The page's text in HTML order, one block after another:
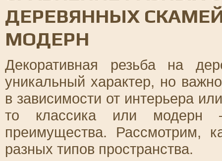
ДЕРЕВЯННЫХ
МОДЕРН
Декоративная резьба на
уникальный характер, но
в зависимости от интерьера
то классика или модерн
преимущества. Рассмотрим,
разных типов пространства.